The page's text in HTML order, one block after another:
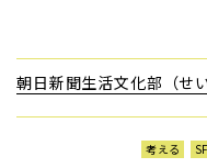
朝日新聞生活文化部（せ
考える SF